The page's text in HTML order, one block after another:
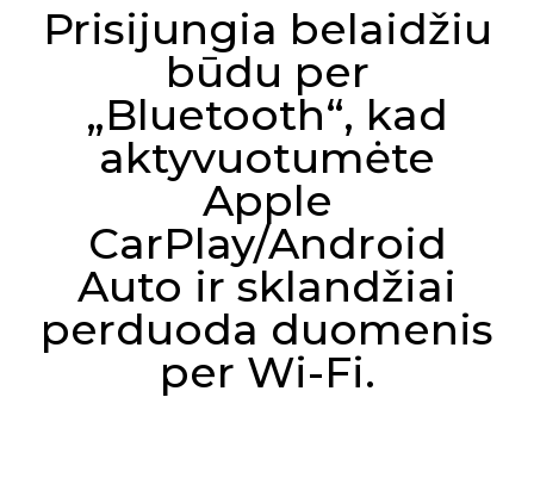
Prisijungia belaidžiu
būdu per
„Bluetooth“, kad
aktyvuotumėte
Apple
CarPlay/Android
Auto ir sklandžiai
perduoda duomenis
per Wi-Fi.